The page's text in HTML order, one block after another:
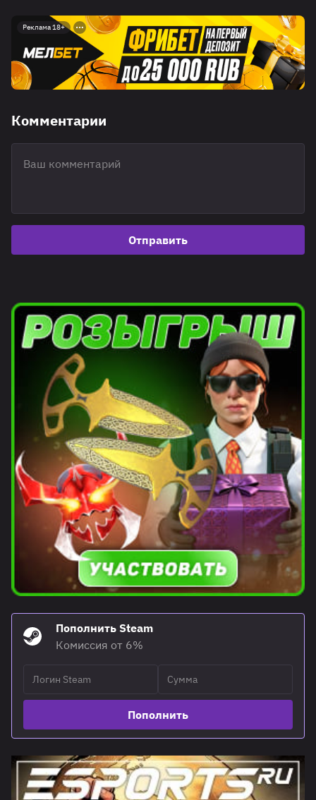
Реклама 18+
Комментарии
Отправить
Пополнить Steam
Комиссия от 6%
Пополнить